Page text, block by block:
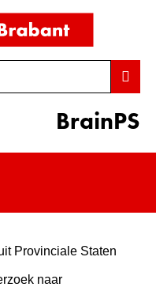
BrainPS
Provinciale Staten
naar